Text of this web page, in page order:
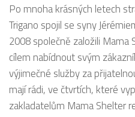
Po mnoha krásných letech
Trigano spojil se syny
2008 společně založili Mama
cílem nabídnout svým
výjimečné služby za
mají rádi, ve čtvrtích, které
zakladatelům Mama Shelter